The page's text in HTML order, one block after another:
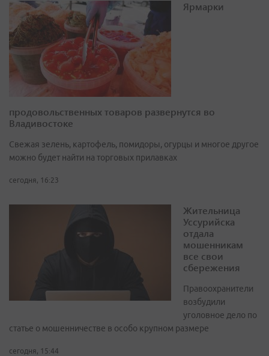
Ярмарки
продовольственных товаров развернутся во
Владивостоке
Свежая зелень, картофель, помидоры, огурцы и многое другое
можно будет найти на торговых прилавках
сегодня, 16:23
Жительница
Уссурийска
отдала
мошенникам
все свои
сбережения
Правоохранители
возбудили
уголовное дело по
статье о мошенничестве в особо крупном размере
сегодня, 15:44